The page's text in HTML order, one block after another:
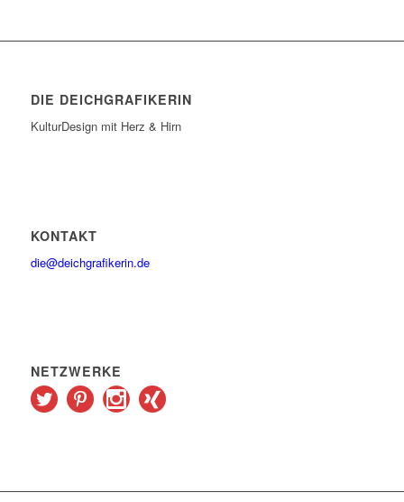
DIE DEICHGRAFIKERIN
KulturDesign mit Herz & Hirn
KONTAKT
die@deichgrafikerin.de
NETZWERKE